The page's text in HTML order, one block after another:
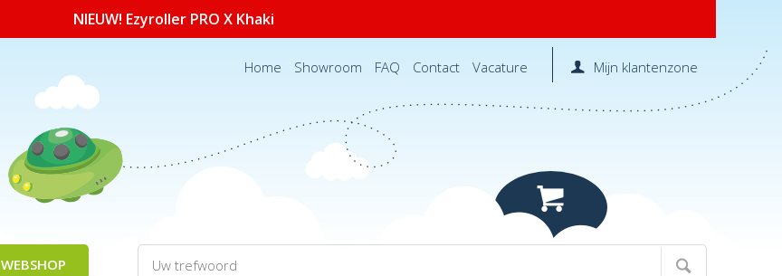
NIEUW! Ezyroller PRO X Khaki
Home Showroom FAQ Contact Vacature Mijn klantenzone
WEBSHOP